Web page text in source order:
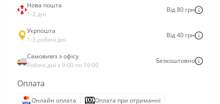
Нова пошта
1-2 дні
Від 80 грн
Укрпошта
1-3 робочі дні
Від 40 грн
Самовивіз з офісу
Робочі дні з 9:00 по 16:00
Безкоштовно
Оплата
Онлайн оплата
Оплата при отриманні